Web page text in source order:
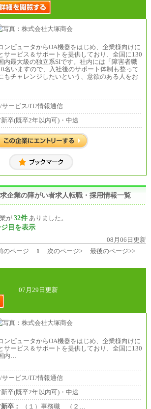
ンピュータからOA機器をはじめ、企業様向けに
サービス＆サポートを提供しており、全国に130
内最大級の独立系SIです。社内には「障害者職
名いますので、入社後のサポート体制も整って
もチャレンジしたいという、意欲のある人をお
サービス/IT/情報通信
新卒(既卒2年以内可)・中途
企業の障がい者求人転職・採用情報一覧
が 32件 ありました。
目を表示
08月06日更新
のページ 1 次のページ> 最後のページ>>
07月29日更新
ンピュータからOA機器をはじめ、企業様向けに
サービス＆サポートを提供しており、全国に130
内…
サービス/IT/情報通信
卒(既卒2年以内可)・中途
卒：
（１）事務職 （２…